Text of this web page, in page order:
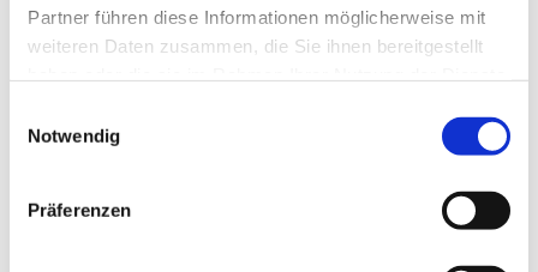
Partner führen diese Informationen möglicherweise mit
weiteren Daten zusammen, die Sie ihnen bereitgestellt
Notwendig
Präferenzen